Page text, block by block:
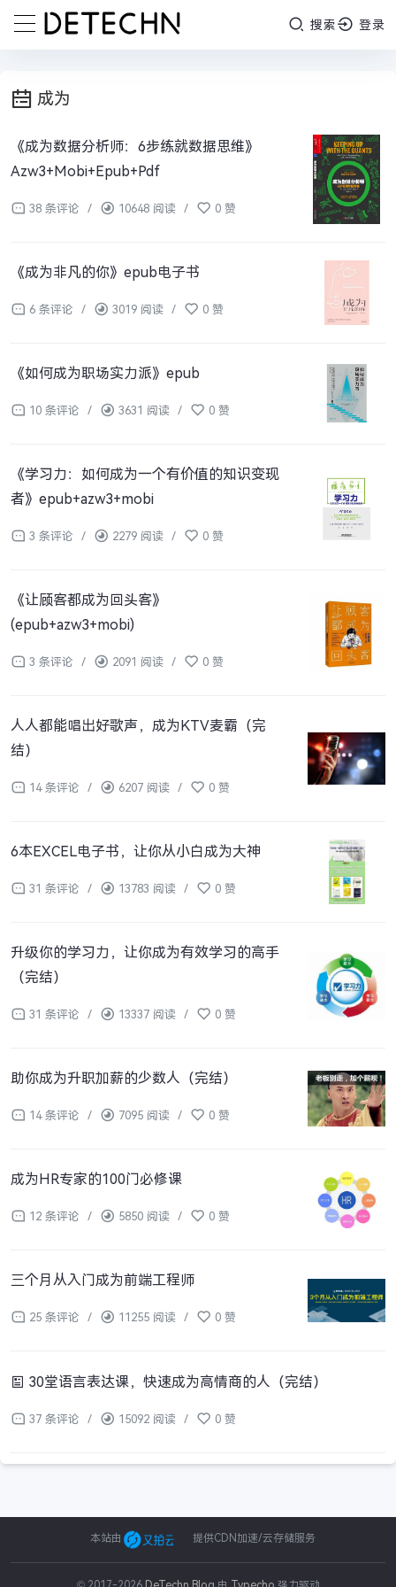
搜索 登录
成为
《成为数据分析师：6步练就数据思维》
Azw3+Mobi+Epub+Pdf
38 条评论 / 10648 阅读 / 0 赞
《成为非凡的你》epub电子书
6 条评论 / 3019 阅读 / 0 赞
《如何成为职场实力派》epub
10 条评论 / 3631 阅读 / 0 赞
《学习力：如何成为一个有价值的知识变现
者》epub+azw3+mobi
3 条评论 / 2279 阅读 / 0 赞
《让顾客都成为回头客》
(epub+azw3+mobi)
3 条评论 / 2091 阅读 / 0 赞
人人都能唱出好歌声，成为KTV麦霸（完
结）
14 条评论 / 6207 阅读 / 0 赞
6本EXCEL电子书，让你从小白成为大神
31 条评论 / 13783 阅读 / 0 赞
升级你的学习力，让你成为有效学习的高手
（完结）
31 条评论 / 13337 阅读 / 0 赞
助你成为升职加薪的少数人（完结）
14 条评论 / 7095 阅读 / 0 赞
成为HR专家的100门必修课
12 条评论 / 5850 阅读 / 0 赞
三个月从入门成为前端工程师
25 条评论 / 11255 阅读 / 0 赞
30堂语言表达课，快速成为高情商的人（完结）
37 条评论 / 15092 阅读 / 0 赞
本站由 提供CDN加速/云存储服务